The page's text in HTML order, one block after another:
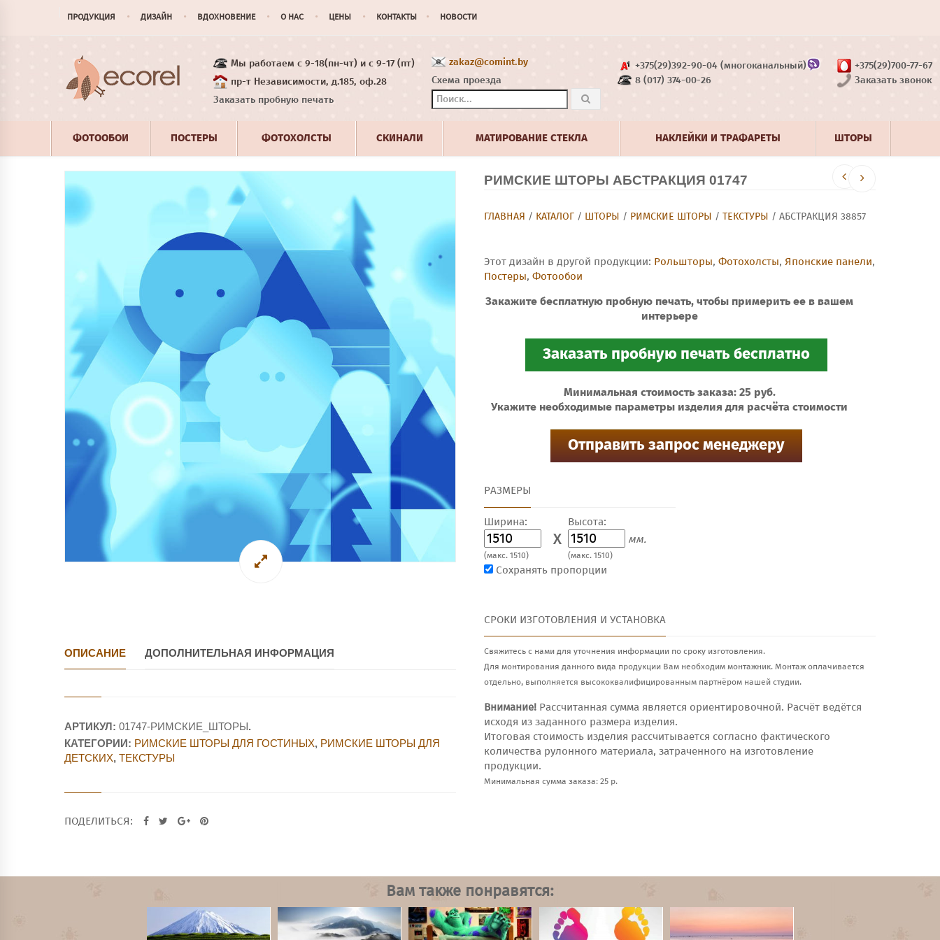
ПРОДУКЦИЯ ДИЗАЙН ВДОХНОВЕНИЕ О НАС ЦЕНЫ КОНТАКТЫ НОВОСТИ
Мы работаем с 9-18(пн-чт) и с 9-17 (пт)
пр-т Независимости, д.185, оф.28
Заказать пробную печать
zakaz@comint.by
Схема проезда
+375(29)392-90-04 (многоканальный)
8 (017) 374-00-26
+375(29)700-77-67
Заказать звонок
ФОТООБОИ ПОСТЕРЫ ФОТОХОЛСТЫ СКИНАЛИ МАТИРОВАНИЕ СТЕКЛА НАКЛЕЙКИ И ТРАФАРЕТЫ ШТОРЫ
РИМСКИЕ ШТОРЫ АБСТРАКЦИЯ 01747
ГЛАВНАЯ / КАТАЛОГ / ШТОРЫ / РИМСКИЕ ШТОРЫ / ТЕКСТУРЫ / АБСТРАКЦИЯ 38857
Этот дизайн в другой продукции: Рольшторы, Фотохолсты, Японские панели,
Постеры, Фотообои
Закажите бесплатную пробную печать, чтобы примерить ее в вашем
интерьере
Минимальная стоимость заказа: 25 руб.
Укажите необходимые параметры изделия для расчёта стоимости
РАЗМЕРЫ
Ширина:
X
(макс. 1510)
Высота:
мм.
(макс. 1510)
Сохранять пропорции
СРОКИ ИЗГОТОВЛЕНИЯ И УСТАНОВКА
Свяжитесь с нами для уточнения информации по сроку изготовления.
Для монтирования данного вида продукции Вам необходим монтажник. Монтаж оплачивается
отдельно, выполняется высококвалифицированным партнёром нашей студии.
Внимание! Рассчитанная сумма является ориентировочной. Расчёт ведётся
исходя из заданного размера изделия.
Итоговая стоимость изделия рассчитывается согласно фактического
количества рулонного материала, затраченного на изготовление
продукции.
Минимальная сумма заказа: 25 р.
ОПИСАНИЕ ДОПОЛНИТЕЛЬНАЯ ИНФОРМАЦИЯ
АРТИКУЛ: 01747-РИМСКИЕ_ШТОРЫ.
КАТЕГОРИИ: РИМСКИЕ ШТОРЫ ДЛЯ ГОСТИНЫХ, РИМСКИЕ ШТОРЫ ДЛЯ
ДЕТСКИХ, ТЕКСТУРЫ
ПОДЕЛИТЬСЯ:
Вам также понравятся: